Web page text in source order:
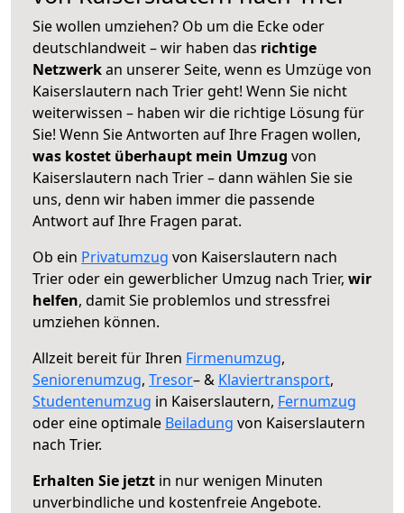
Sie wollen umziehen? Ob um die Ecke oder
deutschlandweit – wir haben das richtige
Netzwerkan unserer Seite, wenn es Umzüge von
Kaiserslautern nach Trier geht! Wenn Sie nicht
weiterwissen – haben wir die richtige Lösung für
Sie! Wenn Sie Antworten auf Ihre Fragen wollen,
was kostet überhaupt mein Umzug von
Kaiserslautern nach Trier – dann wählen Sie sie
uns, denn wir haben immer die passende
Antwort auf Ihre Fragen parat.
Ob ein Privatumzug von Kaiserslautern nach
Trier oder ein gewerblicher Umzug nach Trier, wir
helfen, damit Sie problemlos und stressfrei
umziehen können.
Allzeit bereit für Ihren Firmenumzug,
Seniorenumzug, Tresor– & Klaviertransport,
Studentenumzug in Kaiserslautern, Fernumzug
oder eine optimale Beiladung von Kaiserslautern
nach Trier.
Erhalten Sie jetzt in nur wenigen Minuten
unverbindliche und kostenfreie Angebote.